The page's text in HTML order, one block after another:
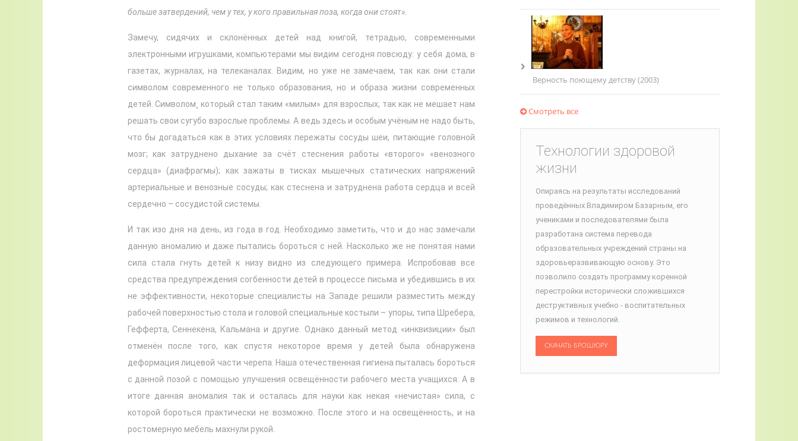
больше затвердений, чем у тех, у кого правильная поза, когда они стоят».
Замечу, сидячих и склонённых детей над книгой, тетрадью, современными
электронными игрушками, компьютерами мы видим сегодня повсюду: у себя дома, в
газетах, журналах, на телеканалах. Видим, но уже не замечаем, так как они стали
символом современного не только образования, но и образа жизни современных
детей. Символом¸ который стал таким «милым» для взрослых, так как не мешает нам
решать свои сугубо взрослые проблемы. А ведь здесь и особым учёным не надо быть,
что бы догадаться как в этих условиях пережаты сосуды шеи, питающие головной
мозг; как затруднено дыхание за счёт стеснения работы «второго» «венозного
сердца» (диафрагмы); как зажаты в тисках мышечных статических напряжений
артериальные и венозные сосуды; как стеснена и затруднена работа сердца и всей
сердечно – сосудистой системы.
И так изо дня на день, из года в год. Необходимо заметить, что и до нас замечали
данную аномалию и даже пытались бороться с ней. Насколько же не понятая нами
сила стала гнуть детей к низу видно из следующего примера. Испробовав все
средства предупреждения согбенности детей в процессе письма и убедившись в их
не эффективности, некоторые специалисты на Западе решили разместить между
рабочей поверхностью стола и головой специальные костыли – упоры, типа Шребера,
Гефферта, Сеннекена, Кальмана и другие. Однако данный метод «инквизиции» был
отменён после того, как спустя некоторое время у детей была обнаружена
деформация лицевой части черепа. Наша отечественная гигиена пыталась бороться
с данной позой с помощью улучшения освещённости рабочего места учащихся. А в
итоге данная аномалия так и осталась для науки как некая «нечистая» сила, с
которой бороться практически не возможно. После этого и на освещённость, и на
ростомерную мебель махнули рукой.
Верность поющему детству (2003)
Смотреть все
Технологии здоровой
жизни
Опираясь на результаты исследований
проведённых Владимиром Базарным, его
учениками и последователями была
разработана система перевода
образовательных учреждений страны на
здоровьеразвивающую основу. Это
позволило создать программу коренной
перестройки исторически сложившихся
деструктивных учебно - воспитательных
режимов и технологий.
СКАЧАТЬ БРОШЮРУ